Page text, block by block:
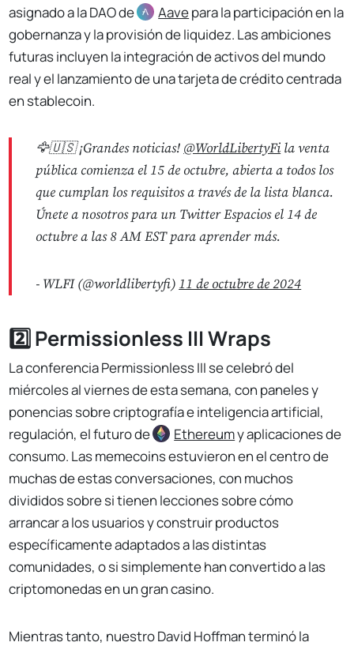
asignado a la DAO de
Aavepara la participación en la
gobernanza y la provisión de liquidez. Las ambiciones
futuras incluyen la integración de activos del mundo
real y el lanzamiento de una tarjeta de crédito centrada
en stablecoin.
🦅🇺🇸 ¡Grandes noticias! @WorldLibertyFi la venta
pública comienza el 15 de octubre, abierta a todos los
que cumplan los requisitos a través de la lista blanca.
Únete a nosotros para un Twitter Espacios el 14 de
octubre a las 8 AM EST para aprender más.
- WLFI (@worldlibertyfi) 11 de octubre de 2024
2️⃣ Permissionless III Wraps
La conferencia Permissionless III se celebró del
miércoles al viernes de esta semana, con paneles y
ponencias sobre criptografía e inteligencia artificial,
regulación, el futuro de
Ethereumy aplicaciones de
consumo. Las memecoins estuvieron en el centro de
muchas de estas conversaciones, con muchos
divididos sobre si tienen lecciones sobre cómo
arrancar a los usuarios y construir productos
específicamente adaptados a las distintas
comunidades, o si simplemente han convertido a las
criptomonedas en un gran casino.
Mientras tanto, nuestro David Hoffman terminó la